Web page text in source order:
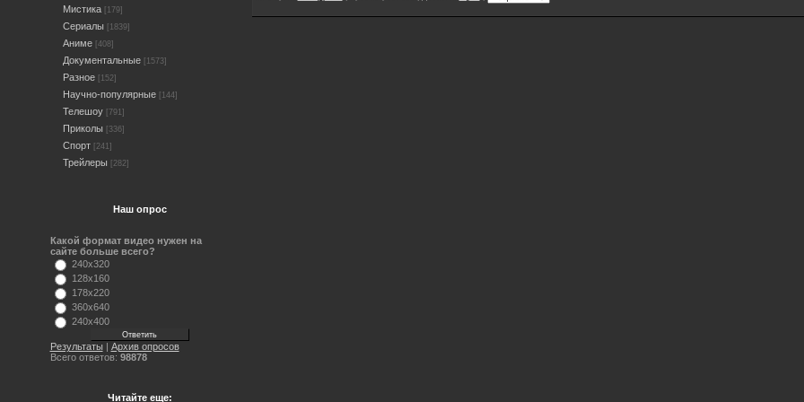
Мистика [179]
Сериалы [1839]
Аниме [408]
Документальные [1573]
Разное [152]
Научно-популярные [144]
Телешоу [791]
Приколы [336]
Спорт [241]
Трейлеры [282]
Наш опрос
Какой формат видео нужен на
сайте больше всего?
240x320
128x160
178x220
360x640
240x400
Результаты | Архив опросов
Всего ответов: 98878
Читайте еще: